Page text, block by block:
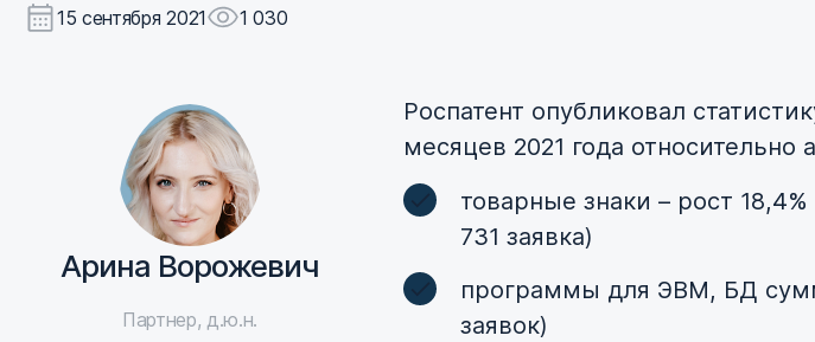
15 сентября 2021 1 030
Роспатент опубликовал
месяцев 2021 года относительно
товарные знаки – рост
731 заявка)
программы для ЭВМ, БД
заявок)
Арина Ворожевич
Партнер, д.ю.н.